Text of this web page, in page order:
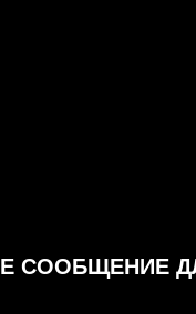
СООБЩЕНИЕ